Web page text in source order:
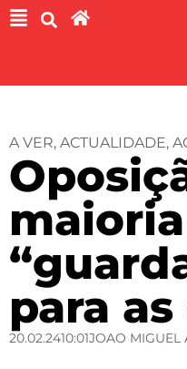
A VER, ACTUALIDADE,
para
20.02.2410:01JOAO MIGUEL